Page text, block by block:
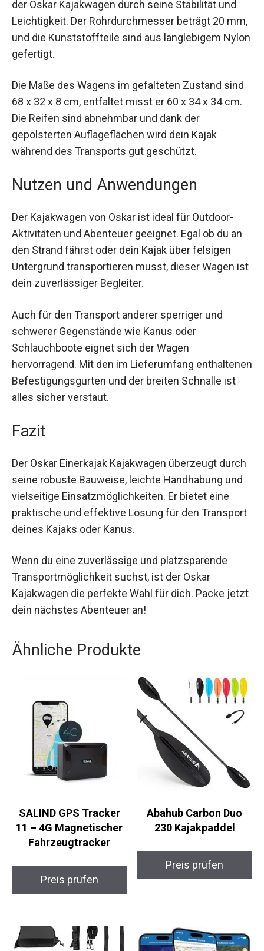
Leichtigkeit. Der Rohrdurchmesser beträgt 20
mm, und die Kunststoffteile sind aus
langlebigem Nylon gefertigt.
Die Maße des Wagens im gefalteten Zustand
sind 68 x 32 x 8 cm, entfaltet misst er 60 x 34 x
34 cm. Die Reifen sind abnehmbar und dank der
gepolsterten Auflageflächen wird dein Kajak
während des Transports gut geschützt.
Nutzen und Anwendungen
Der Kajakwagen von Oskar ist ideal für Outdoor-
Aktivitäten und Abenteuer geeignet. Egal ob du an
den Strand fährst oder dein Kajak über felsigen
Untergrund transportieren musst, dieser Wagen
ist dein zuverlässiger Begleiter.
Auch für den Transport anderer sperriger und
schwerer Gegenstände wie Kanus oder
Schlauchboote eignet sich der Wagen
hervorragend. Mit den im Lieferumfang
enthaltenen Befestigungsgurten und der breiten
Schnalle ist alles sicher verstaut.
Fazit
Der Oskar Einerkajak Kajakwagen überzeugt
durch seine robuste Bauweise, leichte
Handhabung und vielseitige
Einsatzmöglichkeiten. Er bietet eine praktische
und effektive Lösung für den Transport deines
Kajaks oder Kanus.
Wenn du eine zuverlässige und platzsparende
Transportmöglichkeit suchst, ist der Oskar
Kajakwagen die perfekte Wahl für dich. Packe
Ähnliche Produkte
SALIND GPS Tracker
11 – 4G Magnetischer
Fahrzeugtracker
Preis prüfen
Abahub Carbon Duo
230 Kajakpaddel
Preis prüfen